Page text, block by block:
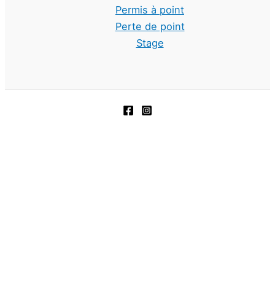
Permis à point
Perte de point
Stage